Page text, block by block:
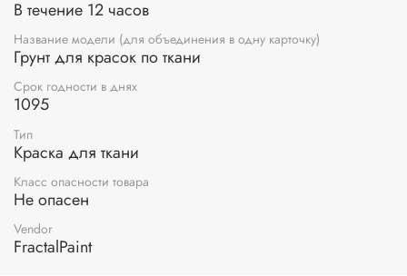
В течение 12 часов
Название модели (для объединения в одну карточку)
Грунт для красок по ткани
Срок годности в днях
1095
Тип
Краска для ткани
Класс опасности товара
Не опасен
Vendor
FractalPaint